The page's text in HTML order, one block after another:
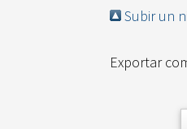
Subir un
Exportar